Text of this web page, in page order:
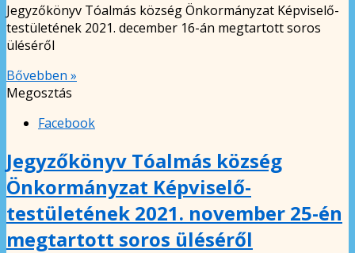
Jegyzőkönyv Tóalmás község Önkormányzat Képviselő-
testületének 2021. december 16-án megtartott soros
üléséről
Bővebben »
Megosztás
Facebook
Jegyzőkönyv Tóalmás község
Önkormányzat Képviselő-
testületének 2021. november 25-én
megtartott soros üléséről